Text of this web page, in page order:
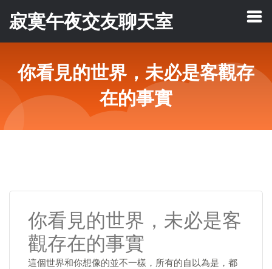
寂寞午夜交友聊天室
你看見的世界，未必是客觀存
在的事實
你看見的世界，未必是客
觀存在的事實
這個世界和你想像的並不一樣，所有的自以為是，都